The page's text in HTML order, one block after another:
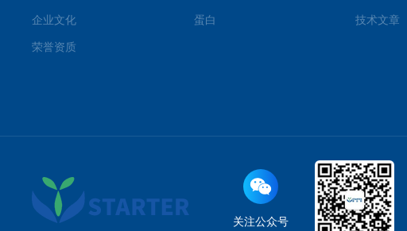
企业文化
荣誉资质
蛋白 技术文章
关注公众号